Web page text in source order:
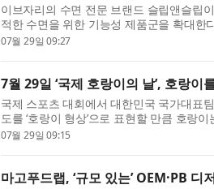
이브자리의 수면 전문 브랜드 슬립앤슬립
적한 수면을 위한 기능성 제품군을 확대
이다. 기상청에 따르면 최근 10년
07월 29일 09:27
7월 29일 ‘국제 호랑이의 날’, 호랑
국제 스포츠 대회에서 대한민국 국가대표
도를 ‘호랑이 형상’으로 표현할 만큼 호랑
설화와 민담 속에서는 용맹함과 지혜를 상
07월 29일 09:15
마고푸드랩, ‘규모 있는’ OEM·PB 디